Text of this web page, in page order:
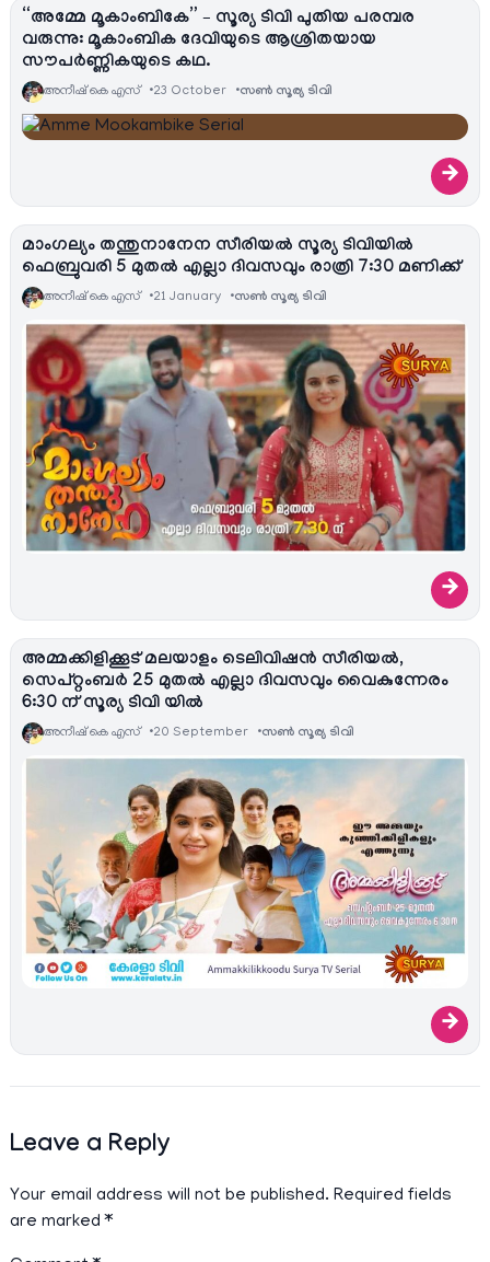
“അമ്മേ മൂകാംബികേ” – സൂര്യ ടിവി പുതിയ പരമ്പര
വരുന്നു: മൂകാംബിക ദേവിയുടെ ആശ്രിതയായ
സൗപർണ്ണികയുടെ കഥ.
അനീഷ്‌ കെ എസ് 23 October സൺ സൂര്യ ടിവി
→
മാംഗല്യം തന്തുനാനേന സീരിയല്‍ സൂര്യ ടിവിയിൽ
ഫെബ്രുവരി 5 മുതൽ എല്ലാ ദിവസവും രാത്രി 7:30 മണിക്ക്
അനീഷ്‌ കെ എസ് 21 January സൺ സൂര്യ ടിവി
→
അമ്മക്കിളിക്കൂട് മലയാളം ടെലിവിഷന്‍ സീരിയല്‍,
സെപ്റ്റംബർ 25 മുതൽ എല്ലാ ദിവസവും വൈകുന്നേരം
6:30 ന് സൂര്യ ടിവി യിൽ
അനീഷ്‌ കെ എസ് 20 September സൺ സൂര്യ ടിവി
→
Leave a Reply
Your email address will not be published. Required fields
are marked*